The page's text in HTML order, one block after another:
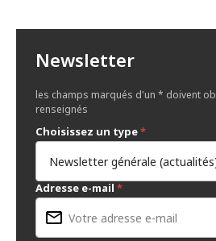
Newsletter
les champs marqués d'un * doivent
renseignés
Choisissez un type*
Adresse e-mail *